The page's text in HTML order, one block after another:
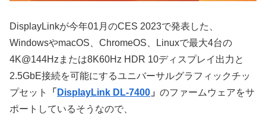
DisplayLinkが今年01月のCES 2023で発表した、
WindowsやmacOS、ChromeOS、Linuxで最大4台の
4K@144Hzまたは8K60Hz HDR 10ディスプレイ出力と
2.5GbE接続を可能にするユニバーサルグラフィックチッ
プセット
「 DisplayLink DL-7400 」 のファームウェアをサ
ポートしているそうなので、